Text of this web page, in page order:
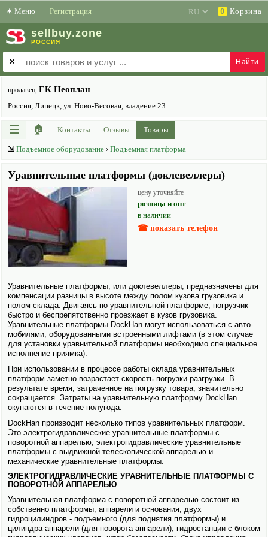
✶ Меню Регистрация 0 Корзина
sell buy.zone
РОССИЯ
✕
продавец: ГК Неоплан
Россия, Липецк, ул. Ново-Весовая, владение 23
☰ 🏠 Контакты Отзывы Товары
⇲ Подъемное оборудование › Подъемная платформа
Уравнительные платформы (доклевеллеры)
цену уточняйте
розница и опт
в наличии
☎ показать телефон
Уравнительные платформы, или доклевеллеры, предназна­чены для
компенсации разницы в высоте между полом кузова грузо­вика и
полом склада. Двигаясь по уравнительной платформе, погрузчик
быстро и беспрепятственно проезжает в кузов грузо­вика.
Уравнительные платформы DockHan могут исполь­зоваться с авто­
мобилями, обору­дованными встроенными лифтами (в этом случае
для установки уравнительной платформы необходимо специальное
исполнение приямка).
При исполь­зовании в процессе работы склада уравнительных
платформ заметно возрастает скорость погрузки-разгрузки. В
результате время, затраченное на погрузку товара, значительно
сокращается. Затраты на уравнительную платформу DockHan
окупаются в течение полугода.
DockHan производит несколько типов уравнительных платформ.
Это электро­гидравлические уравнительные платформы с
поворотной аппарелью, электро­гидравлические уравнительные
платформы с выдвижной телескопи­ческой аппарелью и
механические уравнительные платформы.
ЭЛЕКТРО­ГИДРАВЛИЧЕСКИЕ УРАВНИТЕЛЬНЫЕ ПЛАТФОРМЫ С
ПОВОРОТНОЙ АППАРЕЛЬЮ
Уравнительная платформа с поворотной аппарелью состоит из
собственно платформы, аппарели и основания, двух
гидроцилиндров - подъемного (для поднятия платформы) и
цилиндра аппарели (для поворота аппарели), гидростанции с блоком